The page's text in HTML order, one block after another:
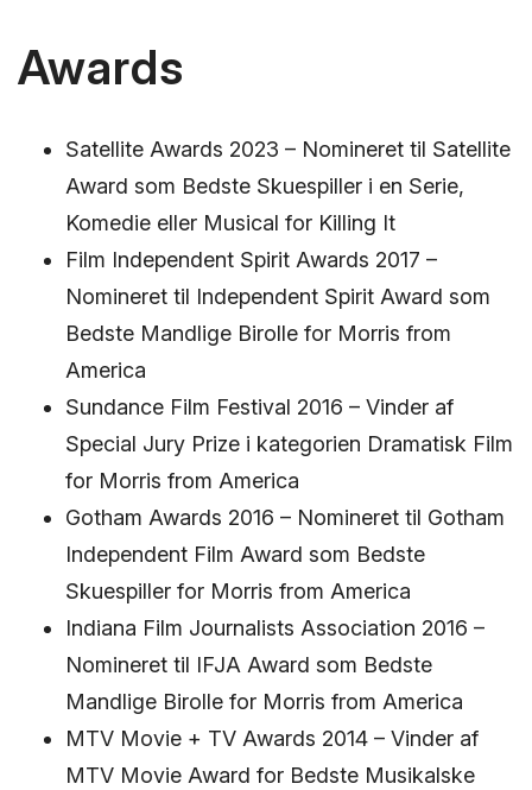
Awards
Satellite Awards 2023 – Nomineret til Satellite
Award som Bedste Skuespiller i en Serie,
Komedie eller Musical for Killing It
Film Independent Spirit Awards 2017 –
Nomineret til Independent Spirit Award som
Bedste Mandlige Birolle for Morris from
America
Sundance Film Festival 2016 – Vinder af
Special Jury Prize i kategorien Dramatisk Film
for Morris from America
Gotham Awards 2016 – Nomineret til Gotham
Independent Film Award som Bedste
Skuespiller for Morris from America
Indiana Film Journalists Association 2016 –
Nomineret til IFJA Award som Bedste
Mandlige Birolle for Morris from America
MTV Movie + TV Awards 2014 – Vinder af
MTV Movie Award for Bedste Musikalske